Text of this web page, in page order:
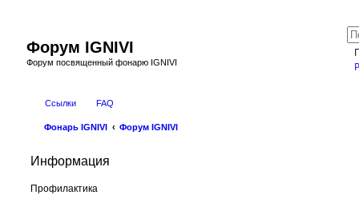
Форум IGNIVI
Форум посвященный фонарю IGNIVI
Ссылки FAQ
Фонарь IGNIVI Форум IGNIVI
Информация
Профилактика